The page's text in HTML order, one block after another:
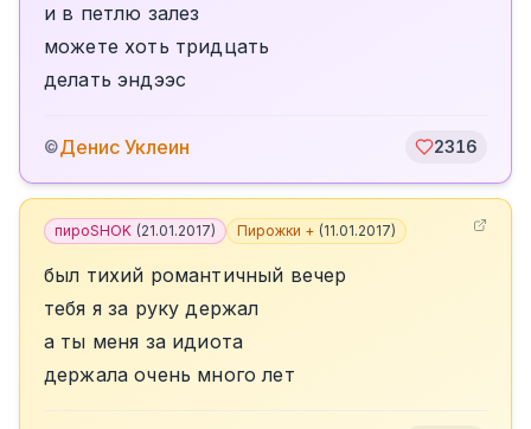
и в петлю залез
можете хоть тридцать
делать эндээс
©Денис Уклеин 2316
пироSHOK (21.01.2017) Пирожки + (11.01.2017)
был тихий романтичный вечер
тебя я за руку держал
а ты меня за идиота
держала очень много лет